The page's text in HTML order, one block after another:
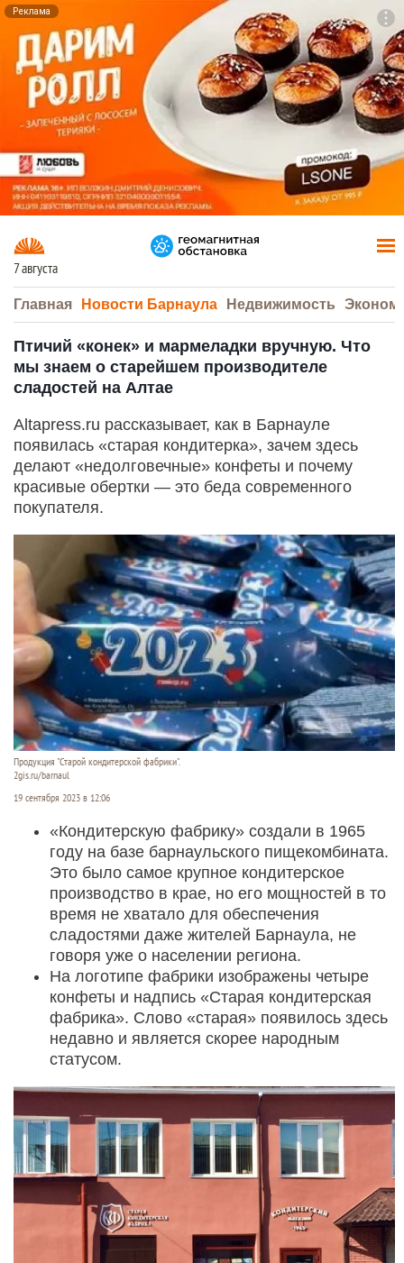
Реклама
7 августа
Главная Новости Барнаула Недвижимость
Птичий «конек» и мармеладки вручную. Что
мы знаем о старейшем производителе
сладостей на Алтае
Altapress.ru рассказывает, как в Барнауле
появилась «старая кондитерка», зачем здесь
делают «недолговечные» конфеты и почему
красивые обертки — это беда современного
покупателя.
Продукция "Старой кондитерской фабрики".
2gis.ru/barnaul
19 сентября 2023 в 12:06
«Кондитерскую фабрику» создали в 1965
году на базе барнаульского пищекомбината.
Это было самое крупное кондитерское
производство в крае, но его мощностей в то
время не хватало для обеспечения
сладостями даже жителей Барнаула, не
говоря уже о населении региона.
На логотипе фабрики изображены четыре
конфеты и надпись «Старая кондитерская
фабрика». Слово «старая» появилось здесь
недавно и является скорее народным
статусом.